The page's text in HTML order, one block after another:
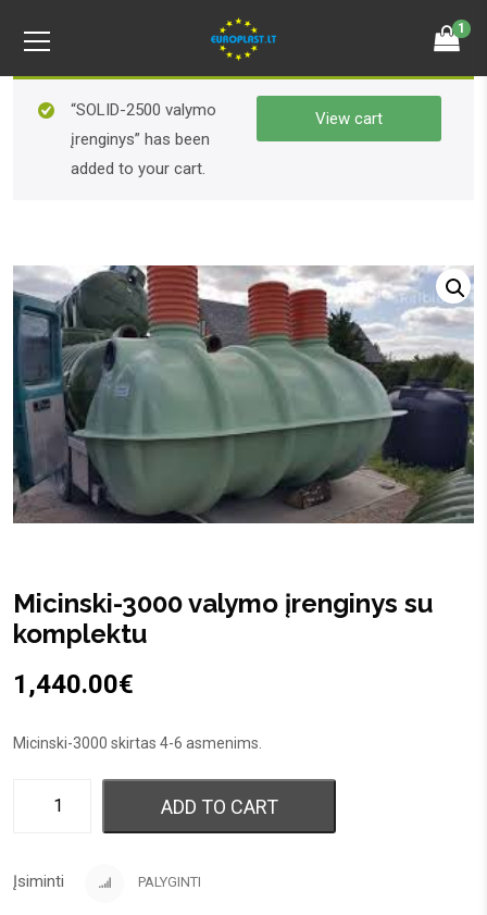
1
View cart
“SOLID-2500 valymo
įrenginys” has been
added to your cart.
Micinski-3000 valymo įrenginys su
komplektu
1,440.00€
Micinski-3000 skirtas 4-6 asmenims.
ADD TO CART
Įsiminti PALYGINTI